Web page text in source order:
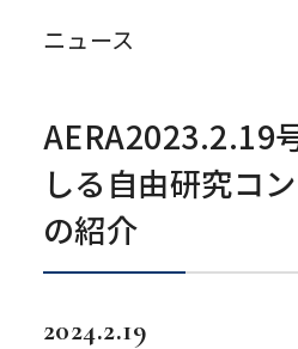
ニュース
AERA2023.2.19
しる自由研究コ
の紹介
2024.2.19